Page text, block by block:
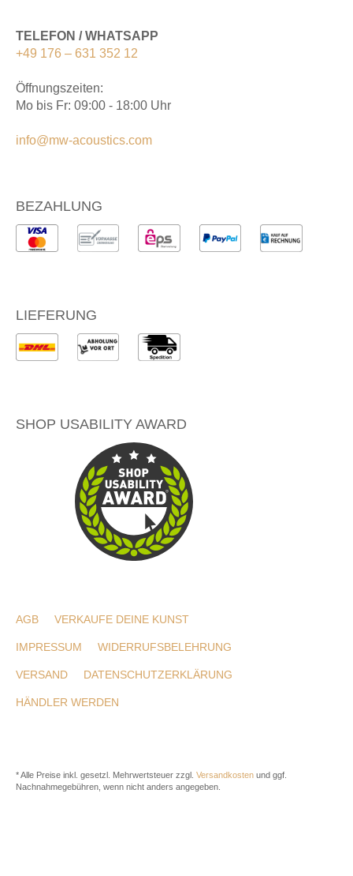
TELEFON / WHATSAPP
+49 176 – 631 352 12
Öffnungszeiten:
Mo bis Fr: 09:00 - 18:00 Uhr
info@mw-acoustics.com
BEZAHLUNG
LIEFERUNG
SHOP USABILITY AWARD
AGB VERKAUFE DEINE KUNST
IMPRESSUM WIDERRUFSBELEHRUNG
VERSAND DATENSCHUTZERKLÄRUNG
HÄNDLER WERDEN
* Alle Preise inkl. gesetzl. Mehrwertsteuer zzgl. Versandkosten und ggf.
Nachnahmegebühren, wenn nicht anders angegeben.